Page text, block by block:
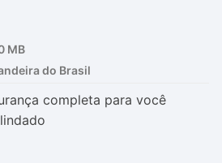
MB
completa para você